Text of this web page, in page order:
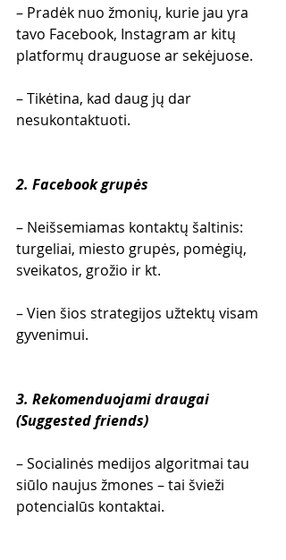
– Pradėk nuo žmonių, kurie jau yra
tavo Facebook, Instagram ar kitų
platformų drauguose ar sekėjuose.
– Tikėtina, kad daug jų dar
nesukontaktuoti.
2. Facebook grupės
– Neišsemiamas kontaktų šaltinis:
turgeliai, miesto grupės, pomėgių,
sveikatos, grožio ir kt.
– Vien šios strategijos užtektų visam
gyvenimui.
3. Rekomenduojami draugai
(Suggested friends)
– Socialinės medijos algoritmai tau
siūlo naujus žmones – tai švieži
potencialūs kontaktai.